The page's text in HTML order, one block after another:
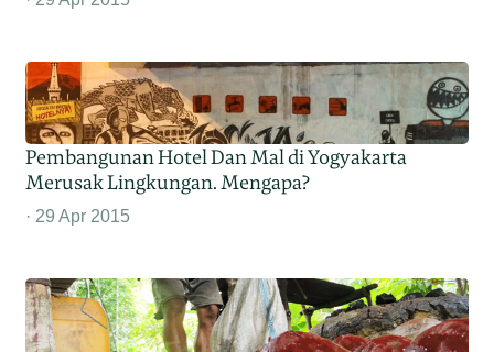
Pembangunan Hotel Dan Mal di Yogyakarta
Merusak Lingkungan. Mengapa?
29 Apr 2015